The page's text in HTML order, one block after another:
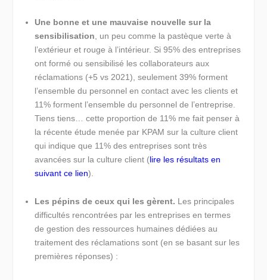
Une bonne et une mauvaise nouvelle sur la
sensibilisation , un peu comme la pastèque verte à
l’extérieur et rouge à l’intérieur. Si 95% des entreprises
ont formé ou sensibilisé les collaborateurs aux
réclamations (+5 vs 2021), seulement 39% forment
l’ensemble du personnel en contact avec les clients et
11% forment l’ensemble du personnel de l’entreprise.
Tiens tiens… cette proportion de 11% me fait penser à
la récente étude menée par KPAM sur la culture client
qui indique que 11% des entreprises sont très
avancées sur la culture client (lire les résultats en
suivant ce lien).
Les pépins de ceux qui les gèrent. Les principales
difficultés rencontrées par les entreprises en termes
de gestion des ressources humaines dédiées au
traitement des réclamations sont (en se basant sur les
premières réponses) :